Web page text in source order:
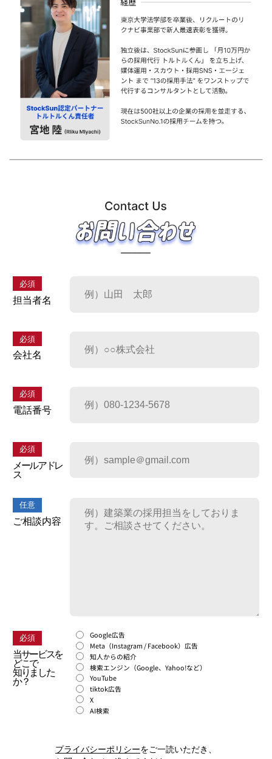
必須
担当者名
必須
会社名
必須
電話番号
必須
メールアドレ
ス
任意
ご相談内容
必須
当サービスを
どこで
知りました
か？
Google広告
Meta（Instagram / Facebook）広告
知人からの紹介
検索エンジン（Google、Yahoo!など）
YouTube
tiktok広告
X
AI検索
プライバシーポリシーをご一読いただき、